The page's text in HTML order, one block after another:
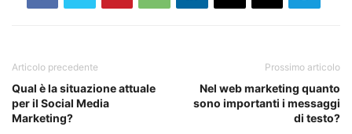
Articolo precedente
Qual è la situazione attuale
per il Social Media
Marketing?
Prossimo articolo
Nel web marketing quanto
sono importanti i messaggi
di testo?